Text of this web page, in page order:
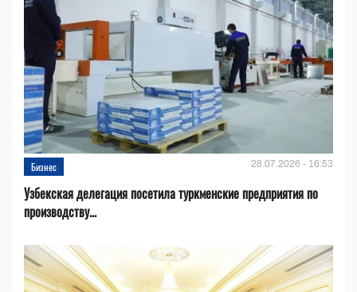
Бизнес 28.07.2026 - 16:53
Узбекская делегация посетила туркменские предприятия по
производству...